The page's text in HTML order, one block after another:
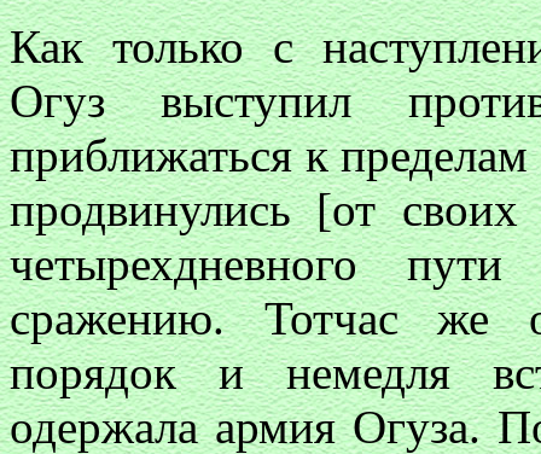
Как только с
Огуз выступил
приближаться к
продвинулись [от
четырехдневного
сражению. Тотчас же
порядок и немедля
одержала армия Огуза.